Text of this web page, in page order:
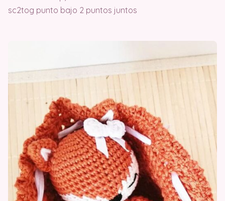
sc2tog punto bajo 2 puntos juntos